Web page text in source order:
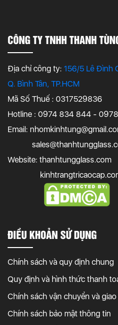
CÔNG TY TNHH THANH
Địa chỉ công ty: 156/5 Lê Đình
Q. Bình Tân, TP.HCM
Mã Số Thuế : 0317529836
Hotline : 0974 834 844 -
Email:
Website: thanhtungglass.com
ĐIỀU KHOẢN SỬ DỤNG
Chính sách và quy định chung
Quy định và hình thức thanh
Chính sách vận chuyển và
Chính sách bảo mật thông tin